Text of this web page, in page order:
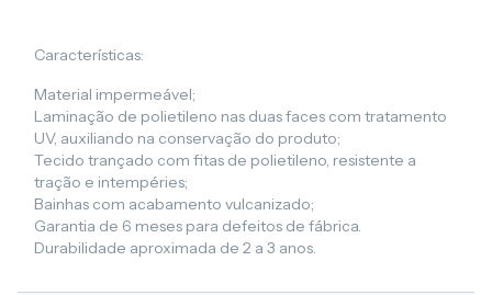
Características:
Material impermeável;
Laminação de polietileno nas duas faces com tratamento
UV, auxiliando na conservação do produto;
Tecido trançado com fitas de polietileno, resistente a
tração e intempéries;
Bainhas com acabamento vulcanizado;
Garantia de 6 meses para defeitos de fábrica.
Durabilidade aproximada de 2 a 3 anos.